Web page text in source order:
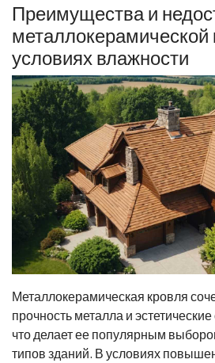
Преимущества и
металлокерамической
условиях влажности
Металлокерамическая кровля
прочность металла и
что делает ее популярным
типов зданий. В условиях